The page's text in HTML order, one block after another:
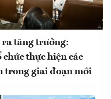
ra tăng trưởng:
thực hiện các
trong giai đoạn mới